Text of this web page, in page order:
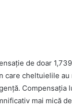
de doar
care cheltuielile au
Compensația
mai mică